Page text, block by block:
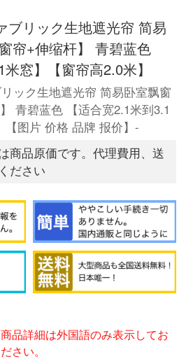
ブリック生地遮光帘 简易
帘+伸缩杆】 青碧蓝色
窓】【窗帘高2.0米】
ック生地遮光帘 简易卧室飘窗
青碧蓝色 【适合宽2.1米到3.1
【图片 价格 品牌 报价】-
商品原価です。代理費用、送
ださい
品詳細は外国語のみ表示してお
さい。